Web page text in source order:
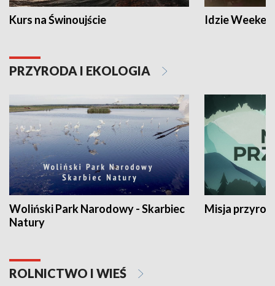
Kurs na Świnoujście Idzie
PRZYRODA I EKOLOGIA
Woliński Park Narodowy - Skarbiec
Natury
Misja
ROLNICTWO I WIEŚ